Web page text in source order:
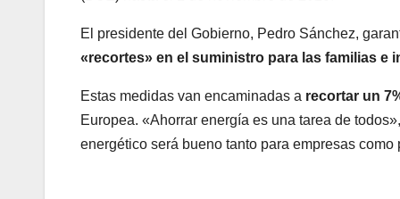
El presidente del Gobierno, Pedro Sánchez,
«recortes» en el suministro para las familias e
Estas medidas van encaminadas a recortar un
Europea. «Ahorrar energía es una tarea de
energético será bueno tanto para empresas